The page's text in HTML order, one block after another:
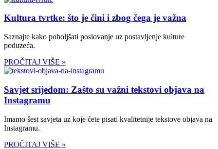
Kultura tvrtke: što je čini i zbog čega je važna
Saznajte kako poboljšati poslovanje uz postavljenje kulture
poduzeća.
PROČITAJ VIŠE »
Savjet srijedom: Zašto su važni tekstovi objava na
Instagramu
Imamo šest savjeta uz koje ćete pisati kvalitetnije tekstove objava na
Instagramu.
PROČITAJ VIŠE »